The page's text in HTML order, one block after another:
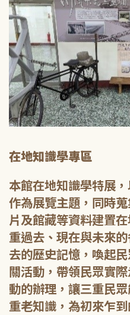
在地知識學專區
本館在地知識學特展，
作為展覽主題，同時
片及館藏等資料建置
重過去、現在與未來
去的歷史記憶，喚起
關活動，帶領民眾實
動的辦理，讓三重民
重老知識，為初來乍